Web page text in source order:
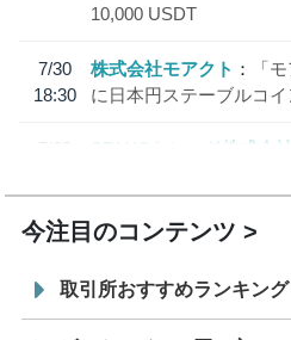
10,000 USDT
7/30
18:30
株式会社モアクト
「
に日本円ステーブルコ
7/29
SBI VCトレード株式会社
今注目のコンテンツ
取引所おすすめランキング